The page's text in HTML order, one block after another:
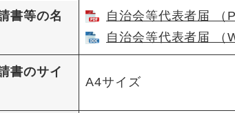
書等の名
自治会等代表者届 （
自治会等代表者届 （
書のサイ
A4サイズ